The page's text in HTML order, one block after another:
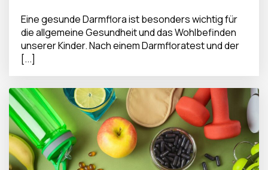
Eine gesunde Darmflora ist besonders wichtig für
die allgemeine Gesundheit und das Wohlbefinden
unserer Kinder. Nach einem Darmfloratest und der
[...]